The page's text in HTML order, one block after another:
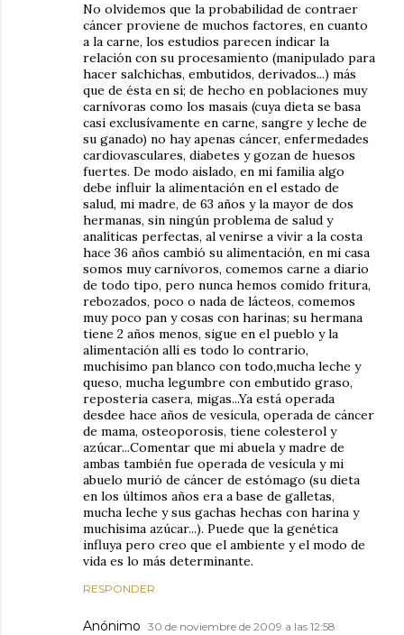
No olvidemos que la probabilidad de contraer
cáncer proviene de muchos factores, en cuanto
a la carne, los estudios parecen indicar la
relación con su procesamiento (manipulado para
hacer salchichas, embutidos, derivados...) más
que de ésta en sí; de hecho en poblaciones muy
carnívoras como los masais (cuya dieta se basa
casi exclusívamente en carne, sangre y leche de
su ganado) no hay apenas cáncer, enfermedades
cardiovasculares, diabetes y gozan de huesos
fuertes. De modo aislado, en mi familia algo
debe influir la alimentación en el estado de
salud, mi madre, de 63 años y la mayor de dos
hermanas, sin ningún problema de salud y
analíticas perfectas, al venirse a vivir a la costa
hace 36 años cambió su alimentación, en mi casa
somos muy carnívoros, comemos carne a diario
de todo tipo, pero nunca hemos comido fritura,
rebozados, poco o nada de lácteos, comemos
muy poco pan y cosas con harinas; su hermana
tiene 2 años menos, sigue en el pueblo y la
alimentación allí es todo lo contrario,
muchísimo pan blanco con todo,mucha leche y
queso, mucha legumbre con embutido graso,
reposteria casera, migas...Ya está operada
desdee hace años de vesícula, operada de cáncer
de mama, osteoporosis, tiene colesterol y
azúcar...Comentar que mi abuela y madre de
ambas también fue operada de vesícula y mi
abuelo murió de cáncer de estómago (su dieta
en los últimos años era a base de galletas,
mucha leche y sus gachas hechas con harina y
muchísima azúcar...). Puede que la genética
influya pero creo que el ambiente y el modo de
vida es lo más determinante.
RESPONDER
Anónimo 30 de noviembre de 2009 a las 12:58